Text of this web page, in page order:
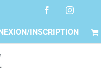
FacebookInstagram
INSCRIPTION